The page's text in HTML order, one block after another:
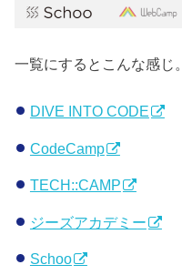
一覧にするとこんな感じ。
DIVE INTO CODE
CodeCamp
TECH::CAMP
ジーズアカデミー
Schoo